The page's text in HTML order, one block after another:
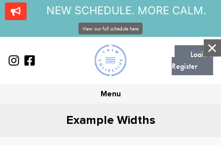
Login |
Register
Menu
Example Widths
NEW SCHEDULE. MORE CALM.
View our full schedule here